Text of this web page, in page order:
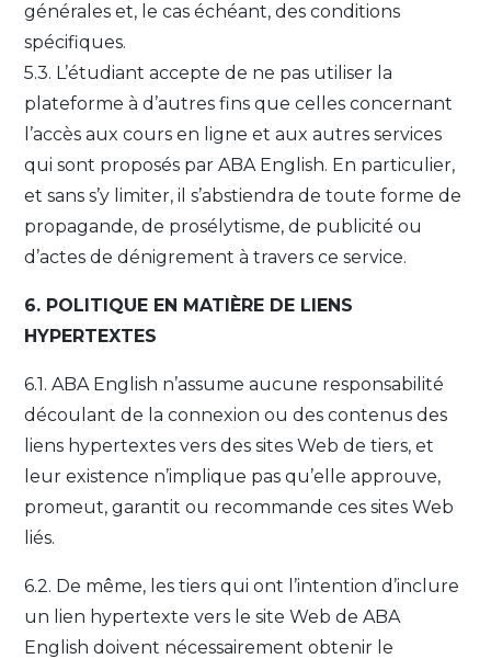
générales et, le cas échéant, des conditions
spécifiques.
5.3. L’étudiant accepte de ne pas utiliser la
plateforme à d’autres fins que celles concernant
l’accès aux cours en ligne et aux autres services
qui sont proposés par ABA English. En particulier,
et sans s’y limiter, il s’abstiendra de toute forme de
propagande, de prosélytisme, de publicité ou
d’actes de dénigrement à travers ce service.
6. POLITIQUE EN MATIÈRE DE LIENS
HYPERTEXTES
6.1. ABA English n’assume aucune responsabilité
découlant de la connexion ou des contenus des
liens hypertextes vers des sites Web de tiers, et
leur existence n’implique pas qu’elle approuve,
promeut, garantit ou recommande ces sites Web
liés.
6.2. De même, les tiers qui ont l’intention d’inclure
un lien hypertexte vers le site Web de ABA
English doivent nécessairement obtenir le